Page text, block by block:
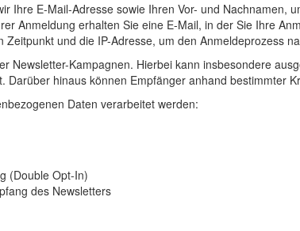
Ihre E-Mail-Adresse sowie Ihren Vor- und Nachnamen,
Anmeldung erhalten Sie eine E-Mail, in der Sie Ihre
und die IP-Adresse, um den Anmeldeprozess
Newsletter-Kampagnen. Hierbei kann insbesondere
Darüber hinaus können Empfänger anhand bestimmter
Daten verarbeitet werden:
(Double Opt-In)
des Newsletters